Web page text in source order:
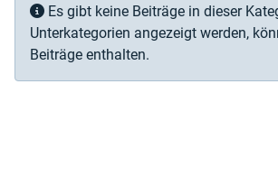
Information
Es gibt keine Beiträge in dieser
Unterkategorien angezeigt werden,
Beiträge enthalten.